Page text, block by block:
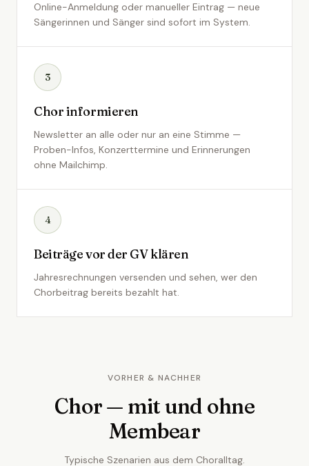
Online-Anmeldung oder manueller Eintrag — neue
Sängerinnen und Sänger sind sofort im System.
3
Chor informieren
Newsletter an alle oder nur an eine Stimme —
Proben-Infos, Konzerttermine und Erinnerungen
ohne Mailchimp.
4
Beiträge vor der GV klären
Jahresrechnungen versenden und sehen, wer den
Chorbeitrag bereits bezahlt hat.
VORHER & NACHHER
Chor — mit und ohne
Membear
Typische Szenarien aus dem Choralltag.